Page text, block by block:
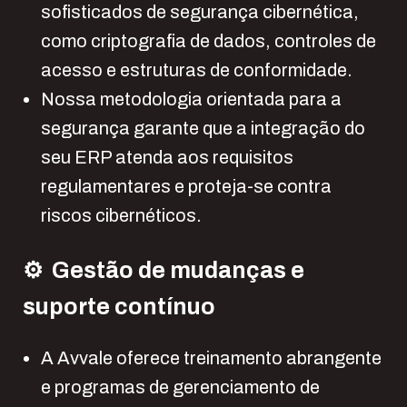
sofisticados de segurança cibernética,
como criptografia de dados, controles de
acesso e estruturas de conformidade.
Nossa metodologia orientada para a
segurança garante que a integração do
seu ERP atenda aos requisitos
regulamentares e proteja-se contra
riscos cibernéticos.
⚙️ Gestão de mudanças e
suporte contínuo
A Avvale oferece treinamento abrangente
e programas de gerenciamento de